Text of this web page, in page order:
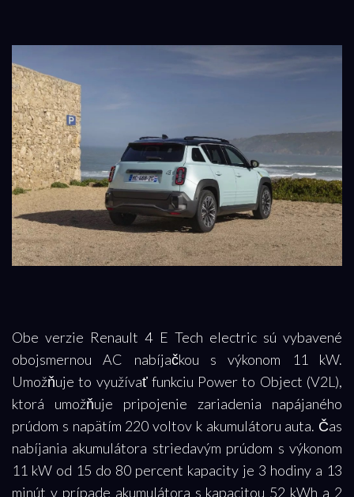
Obe verzie Renault 4 E Tech electric sú vybavené
obojsmernou AC nabíjačkou s výkonom 11 kW.
Umožňuje to využívať funkciu Power to Object (V2L),
ktorá umožňuje pripojenie zariadenia napájaného
prúdom s napätím 220 voltov k akumulátoru auta. Čas
nabíjania akumulátora striedavým prúdom s výkonom
11 kW od 15 do 80 percent kapacity je 3 hodiny a 13
minút v prípade akumulátora s kapacitou 52 kWh a 2